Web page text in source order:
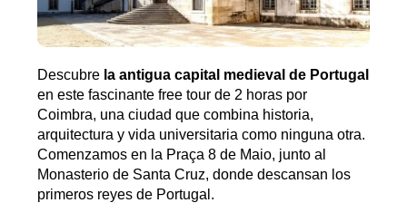
Descubre la antigua capital medieval de Portugal
en este fascinante free tour de 2 horas por
Coimbra, una ciudad que combina historia,
arquitectura y vida universitaria como ninguna otra.
Comenzamos en la Praça 8 de Maio, junto al
Monasterio de Santa Cruz, donde descansan los
primeros reyes de Portugal.